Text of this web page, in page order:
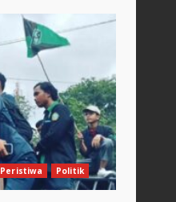
Peristiwa Politik